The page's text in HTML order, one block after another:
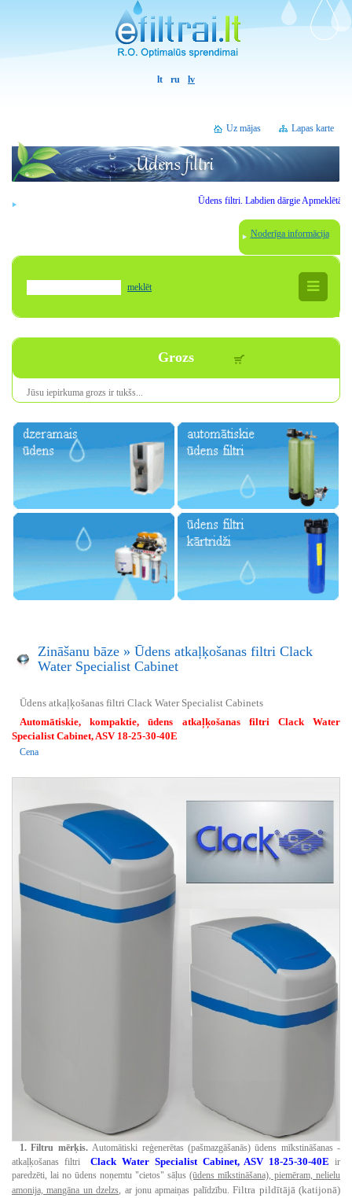
lt ru lv
Lapas karte
Uz mājas
Ūdens filtri. Labdien dārgieApmeklētāji.
Noderīga informācija
meklēt
Grozs
Jūsu iepirkuma grozs ir tukšs...
Zināšanu bāze » Ūdens atkaļķošanas filtri Clack
Water Specialist Cabinet
Ūdens atkaļķošanas filtri Clack Water Specialist Cabinets
Automātiskie, kompaktie, ūdens atkaļķošanas filtri Clack Water
Specialist Cabinet, ASV 18-25-30-40E
Cena
1. Filtru mērķis. Automātiski reģenerētas (pašmazgāšanās) ūdens mīkstināšanas -
atkaļķošanas filtri
Clack Water Specialist Cabinet, ASV 18-25-30-40E ir
paredzēti, lai no ūdens noņemtu "cietos" sāļus (ūdens mīkstināšana), piemēram, nelielu
amonija, mangāna un dzelzs, ar jonu apmaiņas palīdzību.Filtra pildītājā (katijonā)